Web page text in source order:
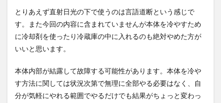
とりあえず直射日光の下で使うのは言語道断という感じで
す。また今回の内容に含まれていませんが本体を冷やすため
に冷却剤を使ったり冷蔵庫の中に入れるのも絶対やめた方が
いいと思います。
本体内部が結露して故障する可能性があります。本体を冷や
す方法に関しては状況次第で無理に全部やる必要はなく、自
分が気軽にやれる範囲でやるだけでも結果がちょっと変わっ